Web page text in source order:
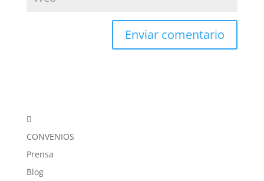

CONVENIOS
Prensa
Blog